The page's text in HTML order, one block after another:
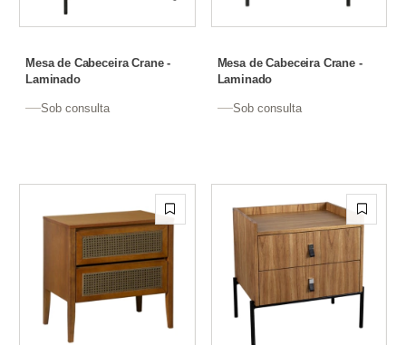
Mesa de Cabeceira Crane -
Laminado
Sob consulta
Mesa de Cabeceira Crane -
Laminado
Sob consulta